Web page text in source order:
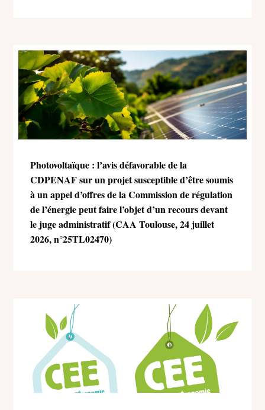
Photovoltaïque : l’avis défavorable de la
CDPENAF sur un projet susceptible d’être soumis
à un appel d’offres de la Commission de régulation
de l’énergie peut faire l’objet d’un recours devant
le juge administratif (CAA Toulouse, 24 juillet
2026, n°25TL02470)